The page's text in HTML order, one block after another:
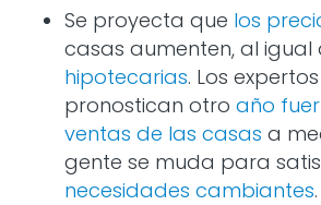
Se proyecta que los
casas aumenten, al igual
hipotecarias. Los
pronostican otro año
ventas de las casas a
gente se muda para
necesidades cambiantes.